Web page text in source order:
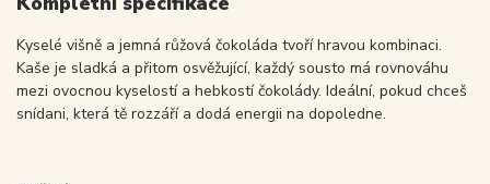
Kyselé višně a jemná růžová čokoláda tvoří hravou kombinaci.
Kaše je sladká a přitom osvěžující, každý sousto má rovnováhu
mezi ovocnou kyselostí a hebkostí čokolády. Ideální, pokud chceš
snídani, která tě rozzáří a dodá energii na dopoledne.